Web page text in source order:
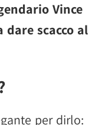
Vince
scacco al
per dirlo: